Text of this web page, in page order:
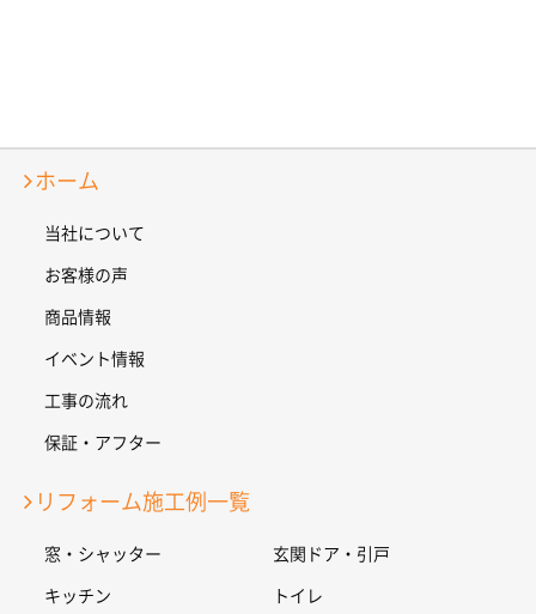
ホーム
当社について
お客様の声
商品情報
イベント情報
工事の流れ
保証・アフター
リフォーム施工例一覧
窓・シャッター 玄関ドア・引戸
キッチン トイレ